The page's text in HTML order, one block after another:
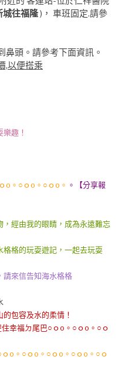
城往福隆)， 車班固定.請參
鼻頭。請參考下面資訊。
,以便搭乘
趣！
o。○ｏo。○ｏo。 。【分享報
經由我的眼睛，成為永遠難忘
格的玩耍遊記，一起去玩耍
請來信告知海水格格
包容及水的柔情！
幸福ㄉ尾巴○ｏo。○ｏo。○ｏ
o。○ｏo。○ｏo。○ｏo。○ｏ